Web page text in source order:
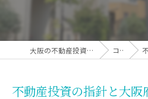
大阪の不動産投資なら株式会社LIFE. コラム 不
不動産投資の指針と大阪